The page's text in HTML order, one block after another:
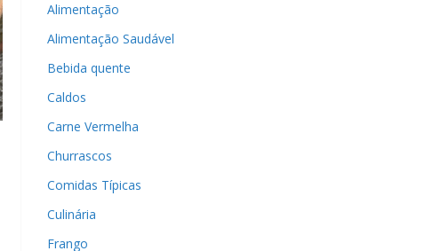
Alimentação
Alimentação Saudável
Bebida quente
Caldos
Carne Vermelha
Churrascos
Comidas Típicas
Culinária
Frango